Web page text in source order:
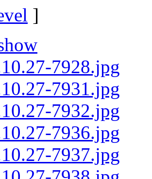
]
7928.jpg
7931.jpg
7932.jpg
7936.jpg
7937.jpg